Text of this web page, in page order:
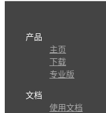
产品
主页
下载
专业版
文档
使用文档